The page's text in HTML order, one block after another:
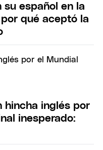
su español en la
qué aceptó la
hincha inglés por
inesperado: